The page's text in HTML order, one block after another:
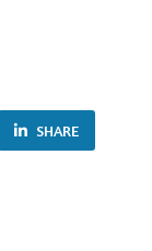
SHARE